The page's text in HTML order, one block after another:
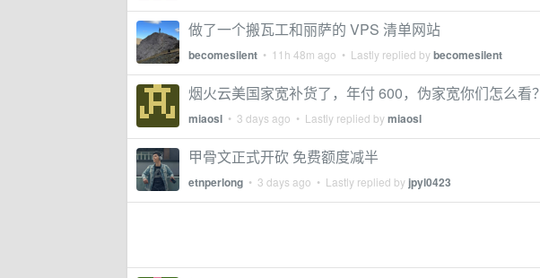
做了一个搬瓦工和丽萨的 VPS 清单网站
becomesilent • 11h 48m ago • Lastly replied bybecomesilent
烟火云美国家宽补货了，年付 600，伪家宽你们怎么看？
miaosl • 3 days ago • Lastly replied bymiaosl
甲骨文正式开砍 免费额度减半
etnperlong • 3 days ago • Lastly replied by jpyl0423